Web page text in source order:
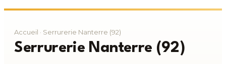
Accueil · Serrurerie Nanterre (92)
Serrurerie Nanterre (92)